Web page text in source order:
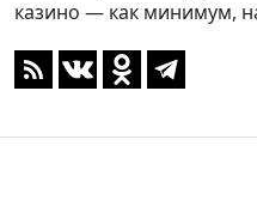
казино — как минимум,